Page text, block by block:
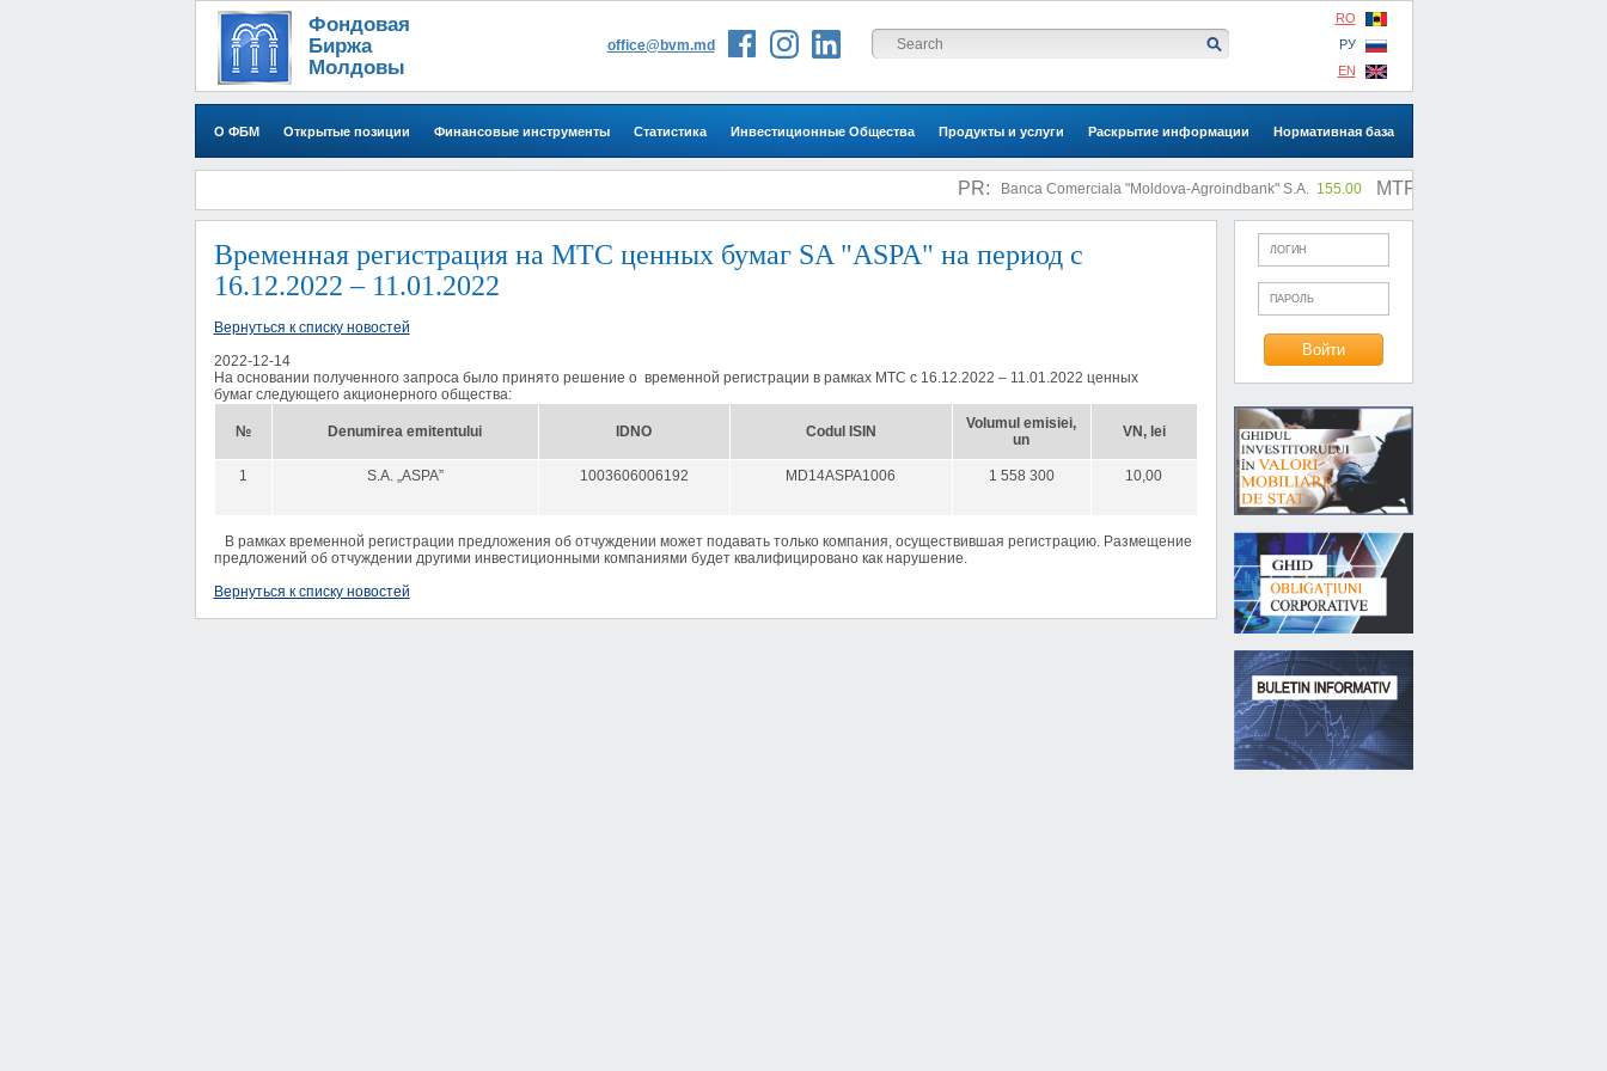
Фондовая
Биржа
Молдовы
RO
РУ
EN
office@bvm.md
О ФБМ Открытые позиции Финансовые инструменты Статистика Инвестиционные Общества Продукты и услуги Раскрытие информации Нормативная база
PR: Banca Comerciala "Moldova-Agroindbank" S.A. 155.00 MTF: |
Временная регистрация на МТС ценных бумаг SA "ASPA" на период с
16.12.2022 – 11.01.2022
Вернуться к списку новостей
2022-12-14
На основании полученного запроса было принято решение о временной регистрации в рамках MTС с 16.12.2022 – 11.01.2022 ценных
бумаг следующего акционерного общества:
№ Denumirea emitentului IDNO Codul ISIN
Volumul emisiei,
un
VN, lei
1 S.A. „ASPA” 1003606006192 MD14ASPA1006 1 558 300 10,00
В рамках временной регистрации предложения об отчуждении может подавать только компания, осуществившая регистрацию. Размещение
предложений об отчуждении другими инвестиционными компаниями будет квалифицировано как нарушение.
Вернуться к списку новостей